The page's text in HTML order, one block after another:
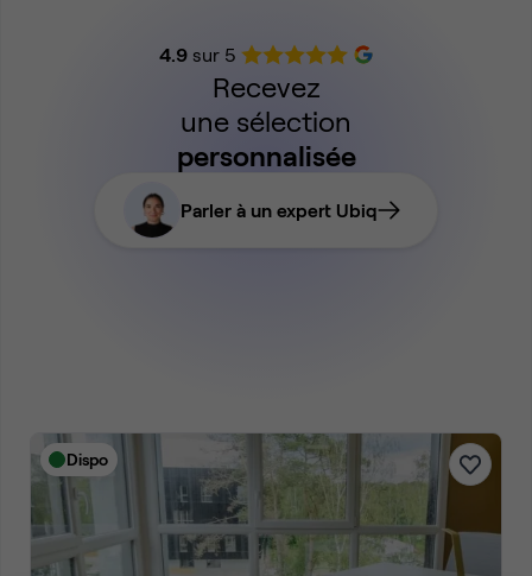
4.9sur 5
Recevez
une sélection
personnalisée
Parler à un expert Ubiq
Dispo